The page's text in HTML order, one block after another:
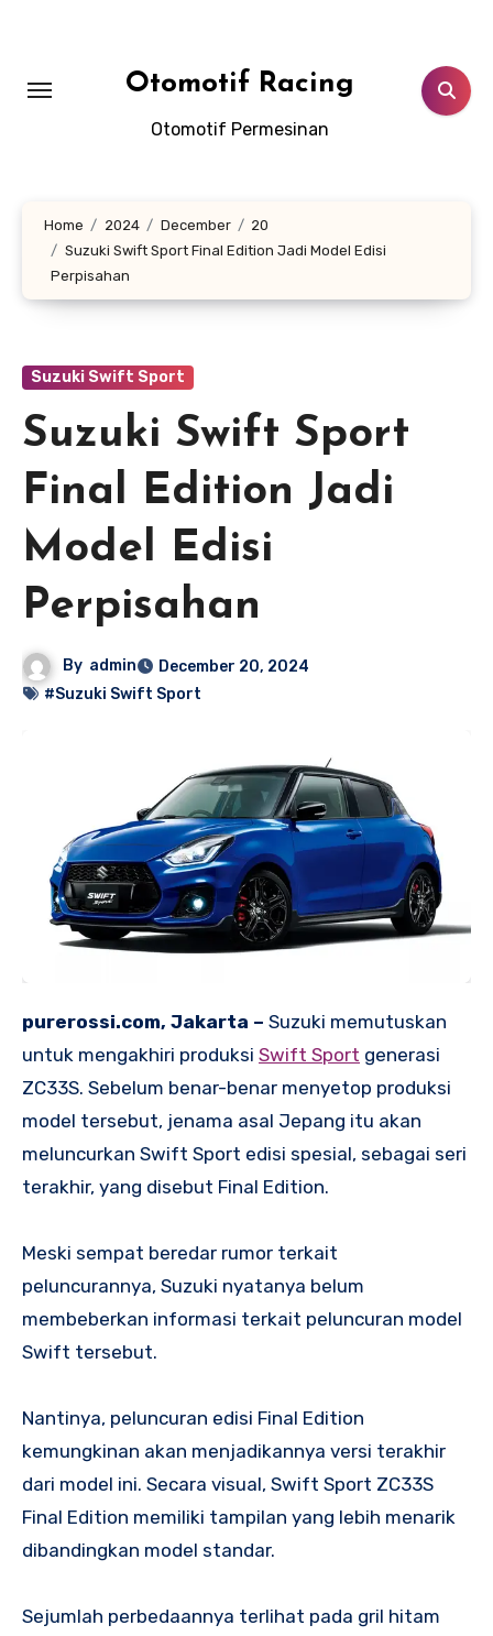
Otomotif Racing
Otomotif Permesinan
Home 2024 December
20
Suzuki Swift Sport Final Edition Jadi Model Edisi
Perpisahan
Suzuki Swift Sport
Suzuki Swift Sport
Final Edition Jadi
Model Edisi
Perpisahan
By admin
December 20, 2024
#Suzuki Swift Sport
purerossi.com, Jakarta – Suzuki memutuskan
untuk mengakhiri produksi Swift Sport generasi
ZC33S. Sebelum benar-benar menyetop produksi
model tersebut, jenama asal Jepang itu akan
meluncurkan Swift Sport edisi spesial, sebagai seri
terakhir, yang disebut Final Edition.
Meski sempat beredar rumor terkait
peluncurannya, Suzuki nyatanya belum
membeberkan informasi terkait peluncuran model
Swift tersebut.
Nantinya, peluncuran edisi Final Edition
kemungkinan akan menjadikannya versi terakhir
dari model ini. Secara visual, Swift Sport ZC33S
Final Edition memiliki tampilan yang lebih menarik
dibandingkan model standar.
Sejumlah perbedaannya terlihat pada gril hitam